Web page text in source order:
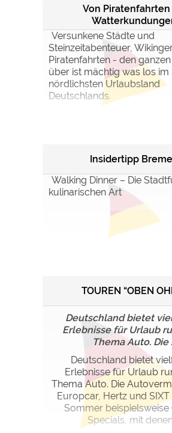
Von Piratenfahrten
Versunkene Städte und
Steinzeitabenteuer,
Piratenfahrten - den
über ist mächtig was los im
nördlichsten Urlaubsland
Deutschlands.
Insidertipp
Walking Dinner – Die
kulinarischen Art
TOUREN “OBEN
Deutschland bietet
Erlebnisse für Urlaub
Thema Auto. Die
Deutschland bietet
Erlebnisse für Urlaub
Thema Auto. Die
Europcar, Hertz und SIXT
Sommer beispielsweise
Specials, mit denen